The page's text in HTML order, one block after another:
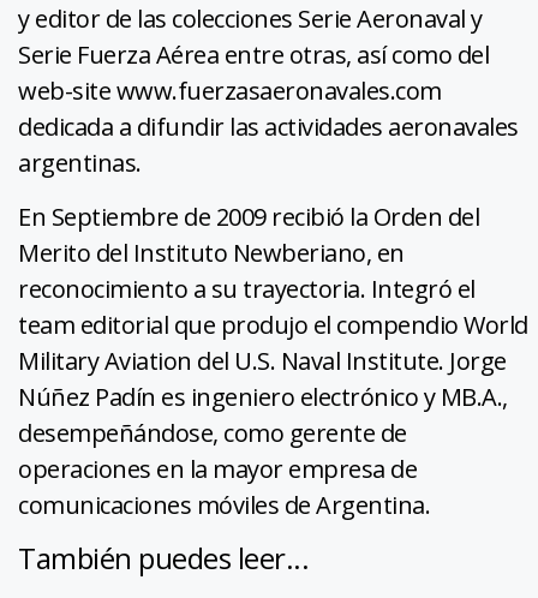
y editor de las colecciones Serie Aeronaval y
Serie Fuerza Aérea entre otras, así como del
web-site www.fuerzasaeronavales.com
dedicada a difundir las actividades aeronavales
argentinas.
En Septiembre de 2009 recibió la Orden del
Merito del Instituto Newberiano, en
reconocimiento a su trayectoria. Integró el
team editorial que produjo el compendio World
Military Aviation del U.S. Naval Institute. Jorge
Núñez Padín es ingeniero electrónico y MB.A.,
desempeñándose, como gerente de
operaciones en la mayor empresa de
comunicaciones móviles de Argentina.
También puedes leer...